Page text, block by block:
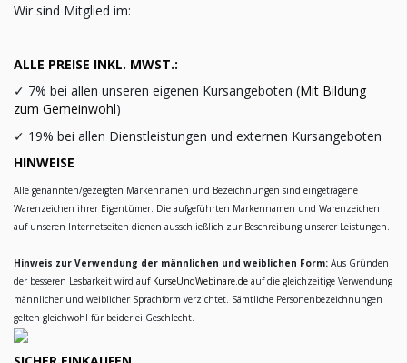
Wir sind Mitglied im:
ALLE PREISE INKL. MWST.:
✓ 7% bei allen unseren eigenen Kursangeboten (Mit Bildung
zum Gemeinwohl)
✓ 19% bei allen Dienstleistungen und externen Kursangeboten
HINWEISE
Alle genannten/gezeigten Markennamen und Bezeichnungen sind eingetragene
Warenzeichen ihrer Eigentümer. Die aufgeführten Markennamen und Warenzeichen
auf unseren Internetseiten dienen ausschließlich zur Beschreibung unserer Leistungen.
Hinweis zur Verwendung der männlichen und weiblichen Form: Aus Gründen
der besseren Lesbarkeit wird auf KurseUndWebinare.de auf die gleichzeitige Verwendung
männlicher und weiblicher Sprachform verzichtet. Sämtliche Personenbezeichnungen
gelten gleichwohl für beiderlei Geschlecht.